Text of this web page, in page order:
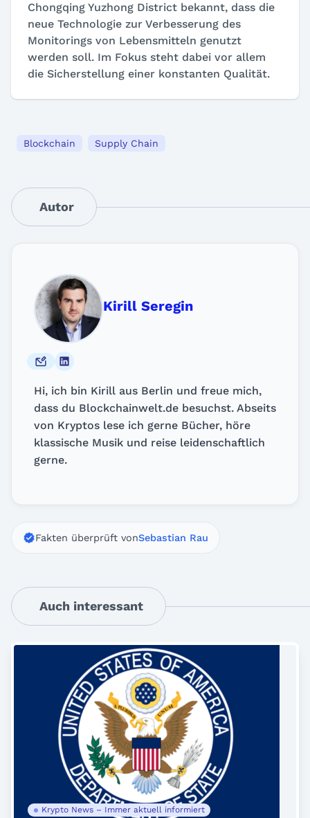
Chongqing Yuzhong District bekannt, dass die
neue Technologie zur Verbesserung des
Monitorings von Lebensmitteln genutzt
werden soll. Im Fokus steht dabei vor allem
die Sicherstellung einer konstanten Qualität.
Blockchain Supply Chain
Autor
Kirill Seregin
Hi, ich bin Kirill aus Berlin und freue mich,
dass du Blockchainwelt.de besuchst. Abseits
von Kryptos lese ich gerne Bücher, höre
klassische Musik und reise leidenschaftlich
gerne.
Fakten überprüft vonSebastian Rau
Auch interessant
Krypto News – Immer aktuell informiert